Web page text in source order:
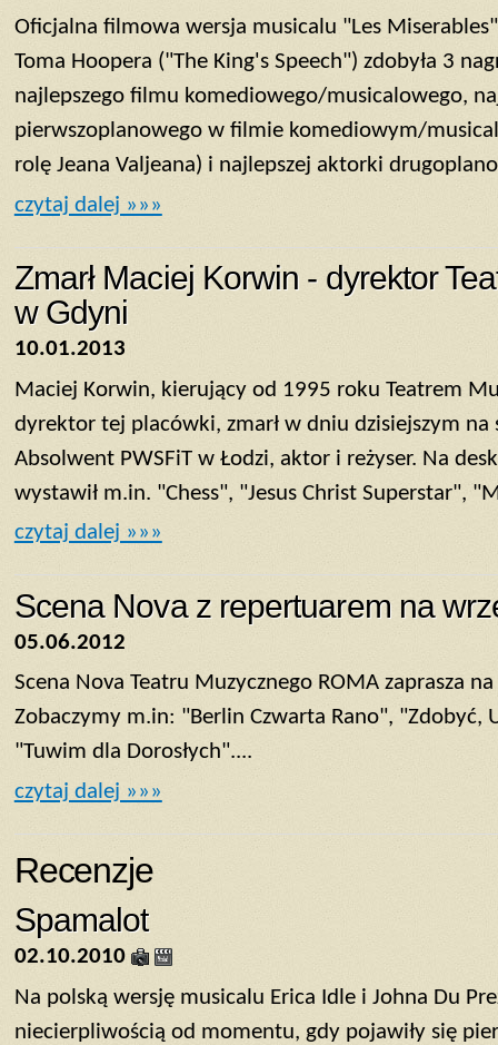
Oficjalna filmowa wersja musicalu "Les
Toma Hoopera ("The King's Speech") zdobyła 3
najlepszego filmu komediowego/musicalowego,
pierwszoplanowego w filmie komediowym/
rolę Jeana Valjeana) i najlepszej aktorki
czytaj dalej »»»
Zmarł Maciej Korwin - dyrektor
w Gdyni
10.01.2013
Maciej Korwin, kierujący od 1995 roku Teatrem
dyrektor tej placówki, zmarł w dniu dzisiejszym na
Absolwent PWSFiT w Łodzi, aktor i reżyser. Na
wystawił m.in. "Chess", "Jesus Christ Superstar",
czytaj dalej »»»
Scena Nova z repertuarem na
05.06.2012
Scena Nova Teatru Muzycznego ROMA zaprasza
Zobaczymy m.in: "Berlin Czwarta Rano", "Zdobyć,
"Tuwim dla Dorosłych"....
czytaj dalej »»»
Recenzje
Spamalot
02.10.2010
Na polską wersję musicalu Erica Idle i Johna Du
niecierpliwością od momentu, gdy pojawiły się